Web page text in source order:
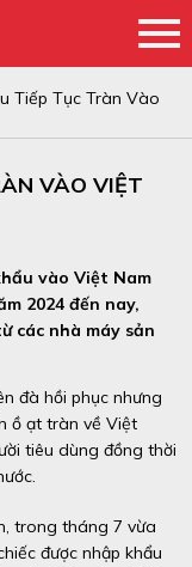
Tiếp Tục Tràn Vào
VÀO VIỆT
vào Việt Nam
2024 đến nay,
các nhà máy sản
đà hồi phục nhưng
ồ ạt tràn về Việt
tiêu dùng đồng thời
trong tháng 7 vừa
được nhập khẩu